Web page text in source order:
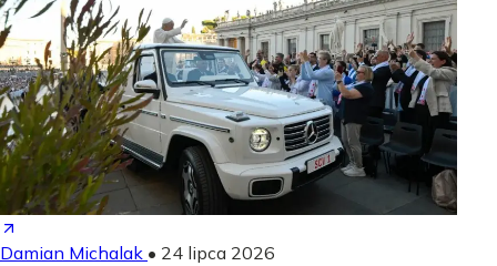
Damian Michalak • 24 lipca 2026